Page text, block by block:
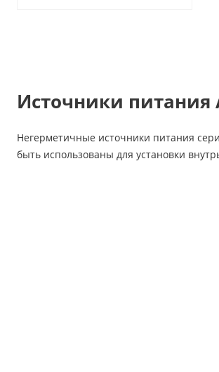
Источники
Негерметичные источники питания
быть использованы для установки